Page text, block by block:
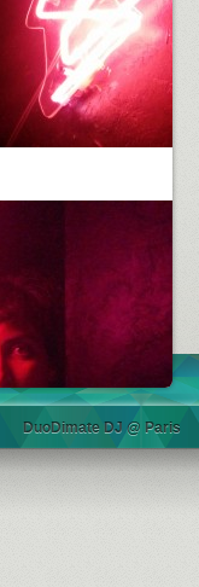
DuoDimate DJ @ Paris